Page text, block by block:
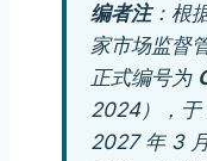
编者注：根
家市场监督
正式编号为
2024），于
2027 年 3